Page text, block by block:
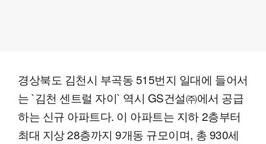
경상북도 김천시 부곡동 515번지 일대에 들어서
는 `김천 센트럴 자이` 역시 GS건설㈜에서 공급
하는 신규 아파트다. 이 아파트는 지하 2층부터
최대 지상 28층까지 9개동 규모이며, 총 930세